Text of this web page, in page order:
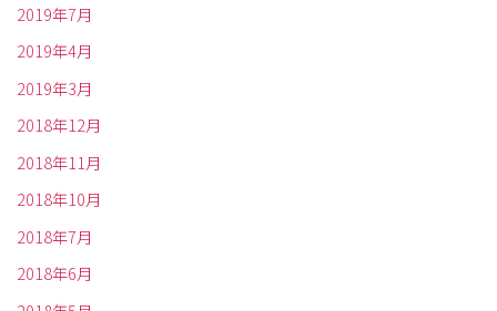
2019年7月
2019年4月
2019年3月
2018年12月
2018年11月
2018年10月
2018年7月
2018年6月